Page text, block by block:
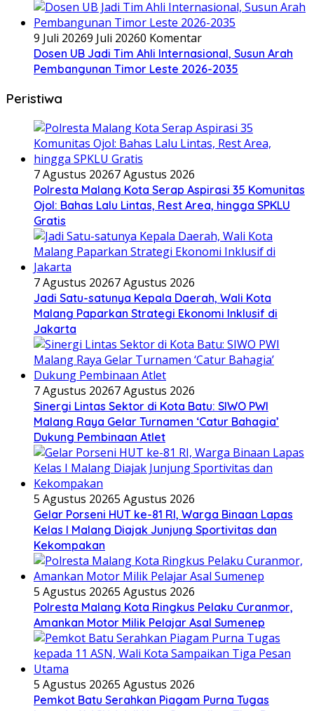
9 Juli 20269 Juli 20260 Komentar
Dosen UB Jadi Tim Ahli Internasional, Susun Arah
Pembangunan Timor Leste 2026-2035
Peristiwa
7 Agustus 20267 Agustus 2026
Polresta Malang Kota Serap Aspirasi 35 Komunitas
Ojol: Bahas Lalu Lintas, Rest Area, hingga SPKLU
Gratis
7 Agustus 20267 Agustus 2026
Jadi Satu-satunya Kepala Daerah, Wali Kota
Malang Paparkan Strategi Ekonomi Inklusif di
Jakarta
7 Agustus 20267 Agustus 2026
Sinergi Lintas Sektor di Kota Batu: SIWO PWI
Malang Raya Gelar Turnamen ‘Catur Bahagia’
Dukung Pembinaan Atlet
5 Agustus 20265 Agustus 2026
Gelar Porseni HUT ke-81 RI, Warga Binaan Lapas
Kelas I Malang Diajak Junjung Sportivitas dan
Kekompakan
5 Agustus 20265 Agustus 2026
Polresta Malang Kota Ringkus Pelaku Curanmor,
Amankan Motor Milik Pelajar Asal Sumenep
5 Agustus 20265 Agustus 2026
Pemkot Batu Serahkan Piagam Purna Tugas